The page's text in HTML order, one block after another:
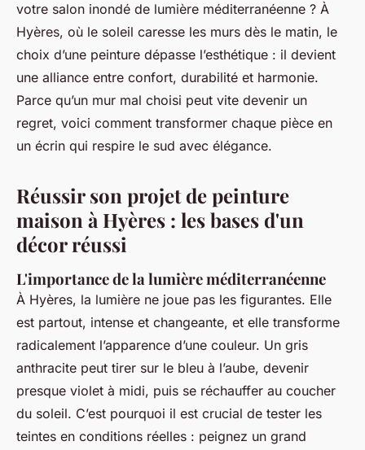
votre salon inondé de lumière méditerranéenne ? À
Hyères, où le soleil caresse les murs dès le matin, le
choix d’une peinture dépasse l’esthétique : il devient
une alliance entre confort, durabilité et harmonie.
Parce qu’un mur mal choisi peut vite devenir un
regret, voici comment transformer chaque pièce en
un écrin qui respire le sud avec élégance.
Réussir son projet de peinture
maison à Hyères : les bases d'un
décor réussi
L'importance de la lumière méditerranéenne
À Hyères, la lumière ne joue pas les figurantes. Elle
est partout, intense et changeante, et elle transforme
radicalement l’apparence d’une couleur. Un gris
anthracite peut tirer sur le bleu à l’aube, devenir
presque violet à midi, puis se réchauffer au coucher
du soleil. C’est pourquoi il est crucial de tester les
teintes en conditions réelles : peignez un grand